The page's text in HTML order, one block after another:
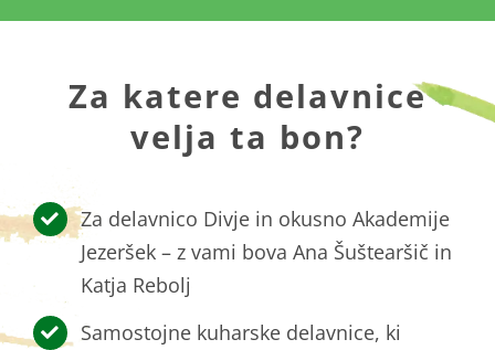
Za katere delavnice
velja ta bon?
Za delavnico Divje in okusno Akademije
Jezeršek – z vami bova Ana Šuštearšič in
Katja Rebolj
Samostojne kuharske delavnice, ki